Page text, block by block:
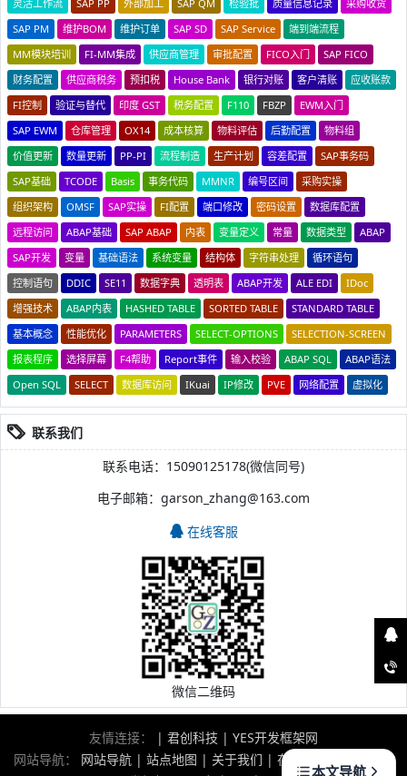
灵活工作流
SAP PP 外部加工 SAP QM 检验批 质量信息记录
采购收货
SAP PM
维护BOM 维护订单 SAP SD SAP Service
端到端流程
MM模块培训
FI-MM集成 供应商管理 审批配置 FICO入门
SAP FICO
财务配置
供应商税务 预扣税 House Bank 银行对账 客户清账
应收账款
FI控制
验证与替代 印度 GST 税务配置 F110 FBZP
EWM入门
SAP EWM
仓库管理 OX14 成本核算 物料评估 后勤配置
物料组
价值更新
数量更新 PP-PI 流程制造 生产计划 容差配置
SAP事务码
SAP基础
TCODE Basis 事务代码 MMNR 编号区间
采购实操
组织架构
OMSF SAP实操 FI配置 端口修改 密码设置
数据库配置
远程访问
ABAP基础 SAP ABAP 内表 变量定义 常量 数据类型
ABAP
SAP开发
变量 基础语法 系统变量 结构体 字符串处理
循环语句
控制语句
DDIC SE11 数据字典 透明表 ABAP开发 ALE EDI
IDoc
增强技术
ABAP内表 HASHED TABLE SORTED TABLE
STANDARD TABLE
基本概念
性能优化 PARAMETERS SELECT-OPTIONS
SELECTION-SCREEN
报表程序
选择屏幕 F4帮助 Report事件 输入校验 ABAP SQL
ABAP语法
Open SQL
SELECT 数据库访问 IKuai IP修改 PVE 网络配置 虚拟化
联系我们
联系电话：15090125178(微信同号)
电子邮箱：garson_zhang@163.com
在线客服
微信二维码
友情连接： | 君创科技 | YES开发框架网
网站导航： 网站导航 | 站点地图 | 关于我们 | 在线留言
版权声明
本文导航